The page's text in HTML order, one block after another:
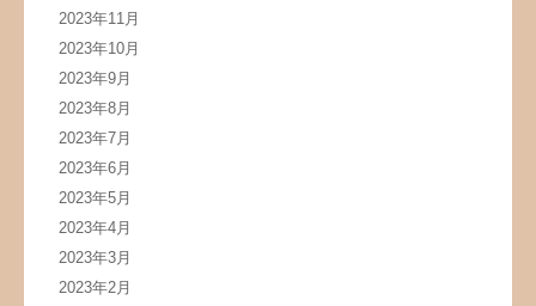
2023年11月
2023年10月
2023年9月
2023年8月
2023年7月
2023年6月
2023年5月
2023年4月
2023年3月
2023年2月